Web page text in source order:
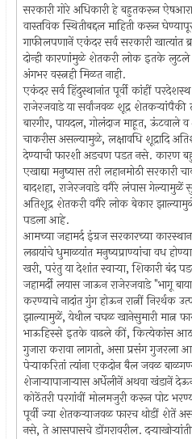
सरकारी गोरे अधिकारी हे बहुतकरून
वास्तविक स्थितीबद्दल माहिती करून
गाफीलपणानें एकंदर सर्व सरकारी खात्यांत
दोन्ही कारणांमुळे शेतकरी लोक इतके लुटले
अंगभर वस्त्नही मिळत नाही.
एकंदर सर्व हिंदुस्थानांत पूर्वी कांहीं
राजेरजवाडे या सर्वांजवळ शूद्र शेतकर्‍यांपैकी
बारगीर, पायदल, गोलंदाज माहूत, ऊंटवाले व
चाकरीस असल्यामुळे, लक्षावधि शूद्रादि
देण्याची फारशी अडचण पडत नसे. कारण
एखाद्या मनुष्यास तरी लहानमोठी सरकारी
बादशहा, राजेरजवाडे वगैरे लंपास गेल्यामुळें
अतिशूद्र शेतकरी वगैरे लोक बेकार
पडला आहे.
आमच्या जहामर्द इंग्रज सरकारच्या
लढायांचे धुमाळयांत मनुष्यप्राण्यांचा वध
खरी, परंतु या देशांत स्वार्‍या, शिकारी बंद
जहामर्दी लयास जाऊन राजेरजवाडे "भागू
करण्याचे नादांत गुंग होऊन रात्नीं निरर्थक
झाल्यामुळें, येथील चघळ खानेसुमारी मात्न
भाऊहिस्से इतके वाढले कीं, कित्येकांस
गुजारा करावा लागतो, असा प्रसंग
पेर्‍याकरितां त्यांना एकदोन बैल जवळ
शेजार्‍यापाजार्‍यास अर्धेलीनें अथवा
कोठेंतरी परगांवीं मोलमजुरी करून पोट
पूर्वी ज्या शेतकर्‍याजवळ फारच थोडीं शेतें
नसे, ते आसपासचे डोंगरावरील.